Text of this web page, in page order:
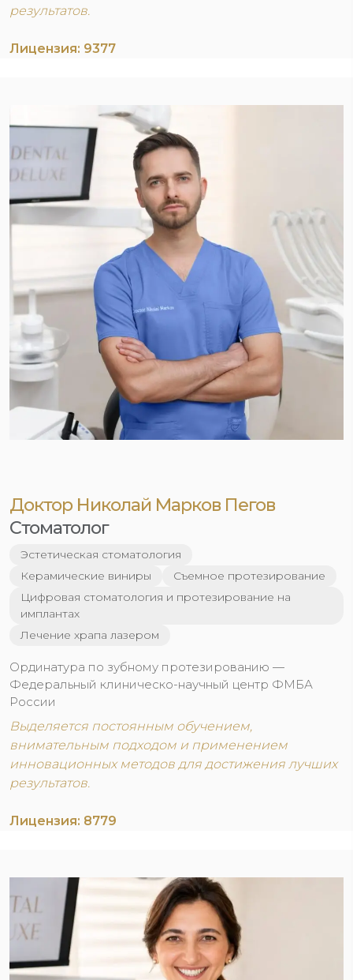
результатов.
Лицензия: 9377
Доктор Николай Марков Пегов
Стоматолог
Эстетическая стоматология
Керамические виниры
Съемное протезирование
Цифровая стоматология и протезирование на
имплантах
Лечение храпа лазером
Ординатура по зубному протезированию —
Федеральный клиническо-научный центр ФМБА
России
Выделяется постоянным обучением,
внимательным подходом и применением
инновационных методов для достижения лучших
результатов.
Лицензия: 8779